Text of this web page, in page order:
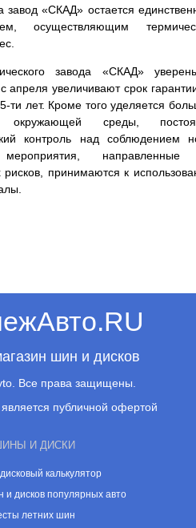
завод «СКАД» остается
осуществляющим
завода «СКАД»
апреля увеличивают срок
ти лет. Кроме того уделяется
окружающей среды,
контроль над соблюдением
рисков, принимаются к
шин и дисков
Все права защищены.
публичной офертой
И ДИСКИ
калькулятор
дисков популярных авто
летних шин